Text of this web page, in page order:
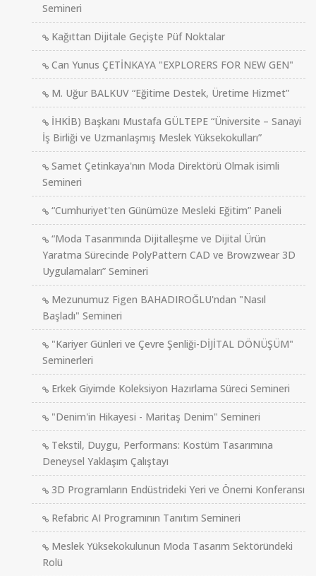
Semineri
Kağıttan Dijitale Geçişte Püf Noktalar
Can Yunus ÇETİNKAYA "EXPLORERS FOR NEW GEN"
M. Uğur BALKUV “Eğitime Destek, Üretime Hizmet”
İHKİB) Başkanı Mustafa GÜLTEPE “Üniversite – Sanayi
İş Birliği ve Uzmanlaşmış Meslek Yüksekokulları”
Samet Çetinkaya'nın Moda Direktörü Olmak isimli
Semineri
“Cumhuriyet'ten Günümüze Mesleki Eğitim” Paneli
“Moda Tasarımında Dijitalleşme ve Dijital Ürün
Yaratma Sürecinde PolyPattern CAD ve Browzwear 3D
Uygulamaları” Semineri
Mezunumuz Figen BAHADIROĞLU'ndan "Nasıl
Başladı" Semineri
"Kariyer Günleri ve Çevre Şenliği-DİJİTAL DÖNÜŞÜM"
Seminerleri
Erkek Giyimde Koleksiyon Hazırlama Süreci Semineri
"Denim'in Hikayesi - Maritaş Denim" Semineri
Tekstil, Duygu, Performans: Kostüm Tasarımına
Deneysel Yaklaşım Çalıştayı
3D Programların Endüstrideki Yeri ve Önemi Konferansı
Refabric AI Programının Tanıtım Semineri
Meslek Yüksekokulunun Moda Tasarım Sektöründeki
Rolü